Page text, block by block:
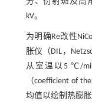
kV。
为明确Re改性
胀仪（DIL，
从室温以5 ℃/
（coefficient of
均值以绘制热膨胀